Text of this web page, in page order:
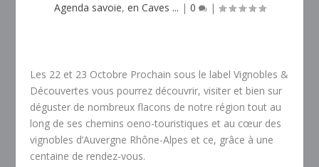
Agenda savoie, en Caves ... | 0 |
Les 22 et 23 Octobre Prochain sous le label Vignobles &
Découvertes vous pourrez découvrir, visiter et bien sur
déguster de nombreux flacons de notre région tout au
long de ses chemins oeno-touristiques et au cœur des
vignobles d’Auvergne Rhône-Alpes et ce, grâce à une
centaine de rendez-vous.